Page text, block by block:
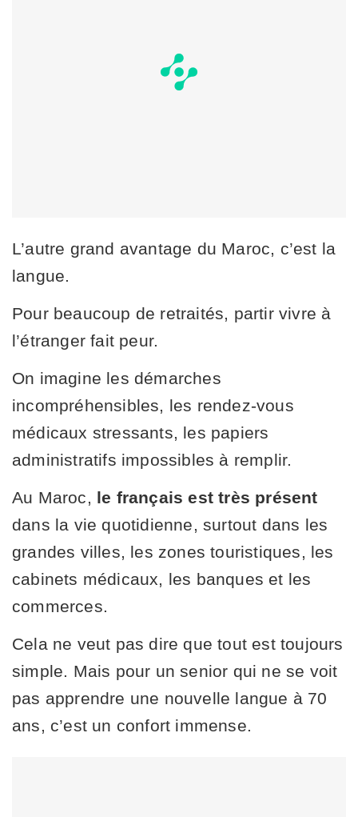
L’autre grand avantage du Maroc, c’est la
langue.
Pour beaucoup de retraités, partir vivre à
l’étranger fait peur.
On imagine les démarches
incompréhensibles, les rendez-vous
médicaux stressants, les papiers
administratifs impossibles à remplir.
Au Maroc, le français est très présent
dans la vie quotidienne, surtout dans les
grandes villes, les zones touristiques, les
cabinets médicaux, les banques et les
commerces.
Cela ne veut pas dire que tout est toujours
simple. Mais pour un senior qui ne se voit
pas apprendre une nouvelle langue à 70
ans, c’est un confort immense.